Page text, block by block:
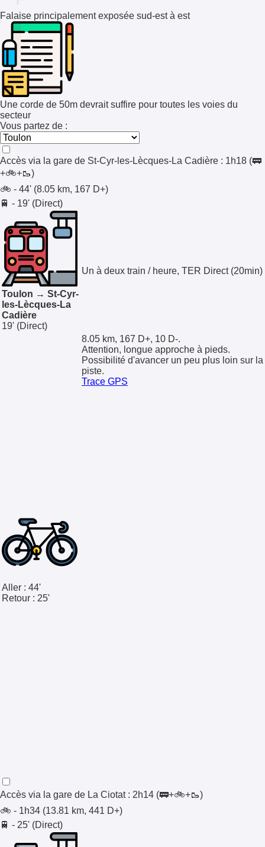
Falaise principalement exposée sud-est à est
Une corde de 50m devrait suffire pour toutes les voies du
secteur
Vous partez de :
Accès via la gare de St-Cyr-les-Lècques-La Cadière : 1h18 (🚃
+🚲+🥾)
🚲 - 44' (8.05 km, 167 D+)
🚆 - 19' (Direct)
Toulon → St-Cyr-
les-Lècques-La
Cadière
19' (Direct)
Un à deux train / heure, TER Direct (20min)
Aller : 44'
Retour : 25'
8.05 km, 167 D+, 10 D-.
Attention, longue approche à pieds.
Possibilité d'avancer un peu plus loin sur la
piste.
Trace GPS
Accès via la gare de La Ciotat : 2h14 (🚃+🚲+🥾)
🚲 - 1h34 (13.81 km, 441 D+)
🚆 - 25' (Direct)